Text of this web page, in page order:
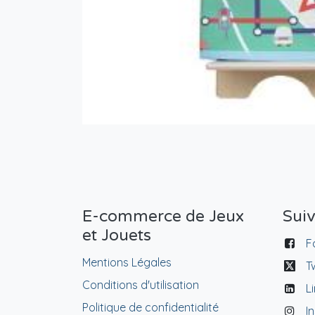
E-commerce de Jeux
et Jouets
Mentions Légales
Conditions d'utilisation
Politique de confidentialité